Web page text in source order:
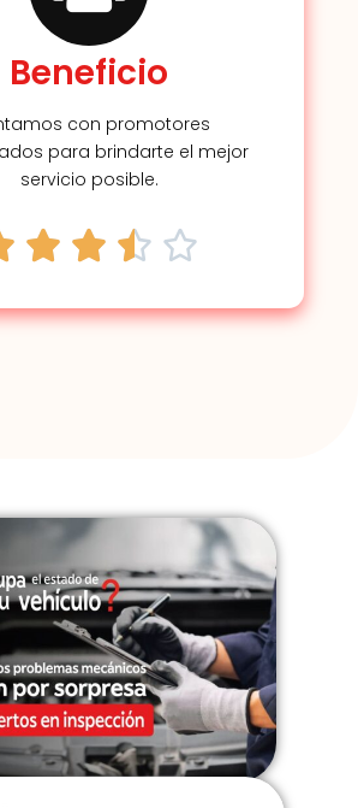
Beneficio
con promotores
para brindarte el mejor
servicio posible.
   